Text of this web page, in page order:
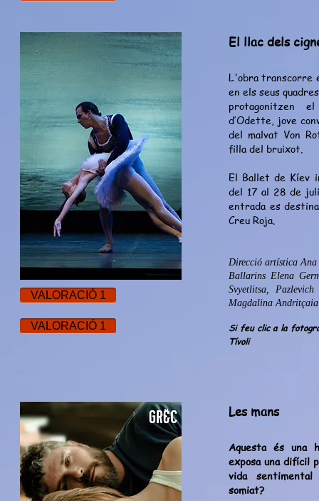
VALORACIÓ 1
VALORACIÓ 1
El llac dels
L'obra transcorre
en els seus
protagonitzen
d’Odette, jove
del malvat Von
filla del bruixot.
El Ballet de Kíev
del 17 al 28 de
entrada es
Creu Roja.
Direcció artística Ana
Ballarins Elena
Svyetlitsa,
Magdalina Andritçaia
Si feu clic a la
Tívoli
Les mans
Aquesta és una
exposa una difícil
vida
somiat?